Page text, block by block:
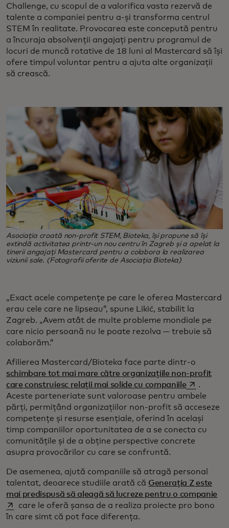
Challenge, cu scopul de a valorifica vasta rezervă de
talente a companiei pentru a-și transforma centrul
STEM în realitate. Provocarea este concepută pentru
a încuraja absolvenții angajați pentru programul de
locuri de muncă rotative de 18 luni al Mastercard să își
ofere timpul voluntar pentru a ajuta alte organizații
să crească.
Asociația croată non-profit STEM, Bioteka, își propune să își
extindă activitatea printr-un nou centru în Zagreb și a apelat la
tinerii angajați Mastercard pentru a colabora la realizarea
viziunii sale. (Fotografii oferite de Asociația Bioteka)
„Exact acele competențe pe care le oferea Mastercard
erau cele care ne lipseau”, spune Likić, stabilit la
Zagreb. „Avem atât de multe probleme mondiale pe
care nicio persoană nu le poate rezolva — trebuie să
colaborăm.”
Afilierea Mastercard/Bioteka face parte dintr-o
schimbare tot mai mare către organizațiile non-profit
care construiesc relații mai solide cu companiileopens in a
.
Aceste parteneriate sunt valoroase pentru ambele
părți, permițând organizațiilor non-profit să acceseze
competențe și resurse esențiale, oferind în același
timp companiilor oportunitatea de a se conecta cu
comunitățile și de a obține perspective concrete
asupra provocărilor cu care se confruntă.
De asemenea, ajută companiile să atragă personal
talentat, deoarece studiile arată că Generația Z este
mai predispusă să aleagă să lucreze pentru o companie
care le oferă șansa de a realiza proiecte pro bono
în care simt că pot face diferența.